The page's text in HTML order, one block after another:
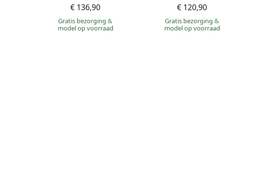
€ 136,90
Gratis bezorging&
model op voorraad
€ 120,90
Gratis bezorging&
model op voorraad